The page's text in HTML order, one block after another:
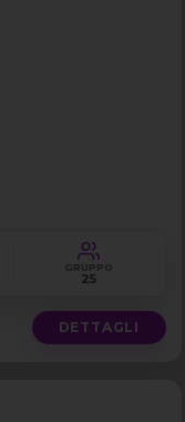
GRUPPO
25
DETTAGLI